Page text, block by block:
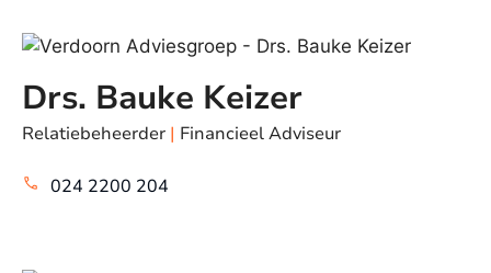
Drs. Bauke Keizer
Relatiebeheerder | Financieel Adviseur
024 2200 204